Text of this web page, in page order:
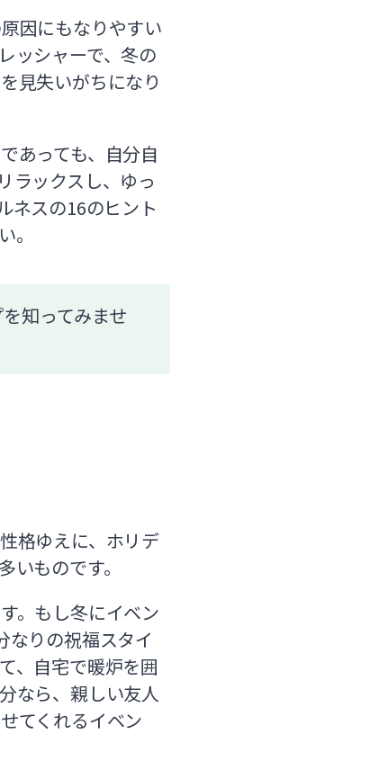
因にもなりやすい
ッシャーで、冬の
見失いがちになり
あっても、自分自
ラックスし、ゆっ
ネスの16のヒント
。
知ってみませ
格ゆえに、ホリデ
ものです。
。もし冬にイベン
なりの祝福スタイ
、自宅で暖炉を囲
なら、親しい友人
てくれるイベン